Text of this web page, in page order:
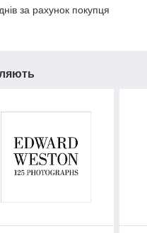
за рахунок покупця